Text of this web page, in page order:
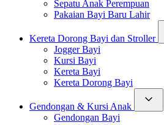
Sepatu Anak Perempuan
Pakaian Bayi Baru Lahir
Kereta Dorong Bayi dan Stroller
Jogger Bayi
Kursi Bayi
Kereta Bayi
Kereta Dorong Bayi
Gendongan & Kursi Anak
Gendongan Bayi